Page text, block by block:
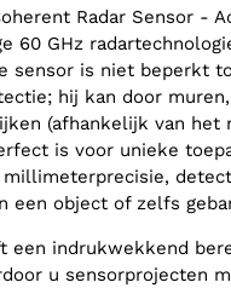
Radar Sensor -
60 GHz
sensor is niet beperkt
hij kan door
(afhankelijk van het
is voor unieke
een object of zelfs
een indrukwekkend
u sensorprojecten